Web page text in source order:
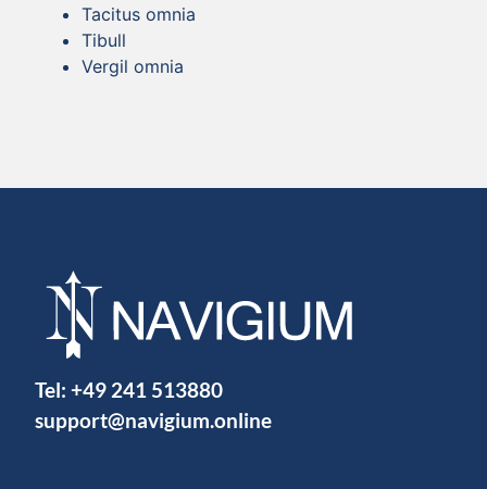
Tacitus omnia
Tibull
Vergil omnia
Tel: +49 241 513880
support@navigium.online